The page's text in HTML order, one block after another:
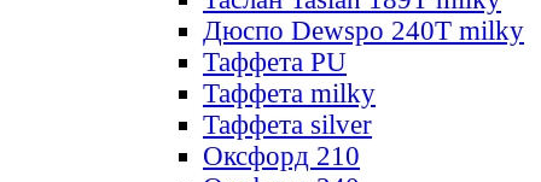
Дюспо Dewspo 240T milky
Таффета PU
Таффета milky
Таффета silver
Оксфорд 210